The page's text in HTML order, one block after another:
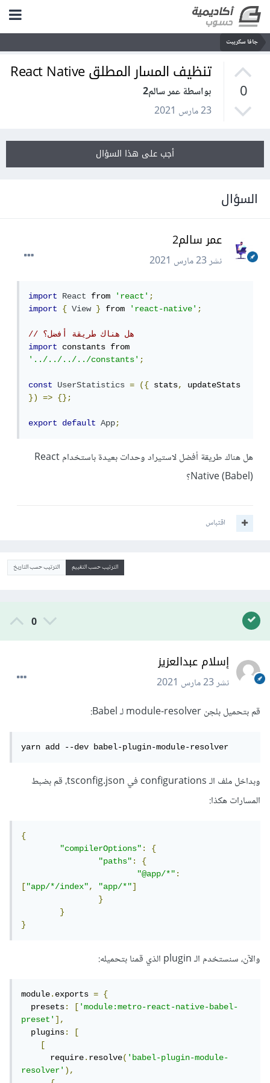
جافا سكريبت
0
تنظيف المسار المطلق React Native
بواسطة عمر سالم2
23 مارس 2021
أجب على هذا السؤال
السؤال
عمر سالم2
نشر23 مارس 2021
import React from 'react';
import
{ View } from 'react-native';
// هل هناك طريقة أفضل؟
import
'../../../../constants';
const UserStatistics = ({ stats,
})
=> {};
export default App;
هل هناك طريقة أفضل لاستيراد وحدات بعيدة باستخدام React
Native (Babel)؟
اقتباس
الترتيب حسب التقييم الترتيب حسب التاريخ
0
إسلام عبدالعزيز
نشر23 مارس 2021
قم بتحميل بلجن module-resolver لـ Babel:
yarn add --dev babel-plugin-module-resolver
وبداخل ملف الـ configurations في tsconfig.json، قم بضبط
المسارات هكذا:
{
"compilerOptions":
{
"paths":
{
"@app/*":
["app/*/index", "app/*"]
}
}
}
والآن، سنستخدم الـ plugin الذي قمنا بتحميله:
module.exports =
{
  presets
: ['module:metro-react-native-babel-
preset'],
  plugins
:
[
[
      require
.resolve('babel-plugin-module-
resolver'),